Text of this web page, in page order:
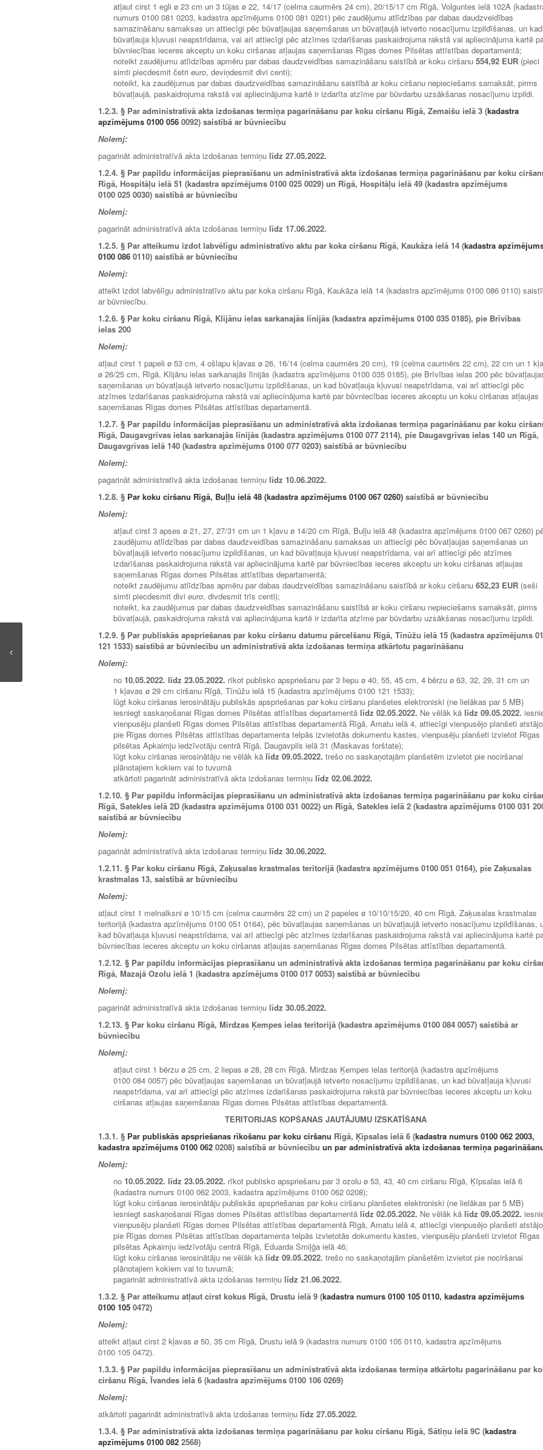
atļaut cirst 1 egli ø 23 cm un 3 tūjas ø 22, 14/17 (celma caurmērs 24 cm), 20/15/17 cm Rīgā, Volguntes ielā 102A
numurs 0100 081 0203, kadastra apzīmējums 0100 081 0201) pēc zaudējumu atlīdzības par dabas daudzveidības
samazināšanu samaksas un attiecīgi pēc būvatļaujas saņemšanas un būvatļaujā ietverto nosacījumu izpildīšanas, un kad
būvatļauja kļuvusi neapstrīdama, vai arī attiecīgi pēc atzīmes izdarīšanas paskaidrojuma rakstā vai apliecinājuma kartē
būvniecības ieceres akceptu un koku ciršanas atļaujas saņemšanas Rīgas domes Pilsētas attīstības departamentā;
noteikt zaudējumu atlīdzības apmēru par dabas daudzveidības samazināšanu saistībā ar koku ciršanu 554,92 EUR (pieci
simti piecdesmit četri euro, deviņdesmit divi centi);
noteikt, ka zaudējumus par dabas daudzveidības samazināšanu saistībā ar koku ciršanu nepieciešams samaksāt, pirms
būvatļaujā, paskaidrojuma rakstā vai apliecinājuma kartē ir izdarīta atzīme par būvdarbu uzsākšanas nosacījumu izpildi.
1.2.3. § Par administratīvā akta izdošanas termiņa pagarināšanu par koku ciršanu Rīgā, Zemaišu ielā 3 (kadastra
apzīmējums 0100 056 0092) saistībā ar būvniecību
Nolemj:
pagarināt administratīvā akta izdošanas termiņu līdz 27.05.2022.
1.2.4. § Par papildu informācijas pieprasīšanu un administratīvā akta izdošanas termiņa pagarināšanu par koku
Rīgā, Hospitāļu ielā 51 (kadastra apzīmējums 0100 025 0029) un Rīgā, Hospitāļu ielā 49 (kadastra apzīmējums
0100 025 0030) saistībā ar būvniecību
Nolemj:
pagarināt administratīvā akta izdošanas termiņu līdz 17.06.2022.
1.2.5. § Par atteikumu izdot labvēlīgu administratīvo aktu par koka ciršanu Rīgā, Kaukāza ielā 14 (kadastra
0100 086 0110) saistībā ar būvniecību
Nolemj:
atteikt izdot labvēlīgu administratīvo aktu par koka ciršanu Rīgā, Kaukāza ielā 14 (kadastra apzīmējums 0100 086 0110)
ar būvniecību.
1.2.6. § Par koku ciršanu Rīgā, Klijānu ielas sarkanajās līnijās (kadastra apzīmējums 0100 035 0185), pie Brīvības
ielas 200
Nolemj:
atļaut cirst 1 papeli ø 53 cm, 4 ošlapu kļavas ø 26, 16/14 (celma caurmērs 20 cm), 19 (celma caurmērs 22 cm), 22 cm un 1
ø 26/25 cm, Rīgā, Klijānu ielas sarkanajās līnijās (kadastra apzīmējums 0100 035 0185), pie Brīvības ielas 200 pēc
saņemšanas un būvatļaujā ietverto nosacījumu izpildīšanas, un kad būvatļauja kļuvusi neapstrīdama, vai arī attiecīgi pēc
atzīmes izdarīšanas paskaidrojuma rakstā vai apliecinājuma kartē par būvniecības ieceres akceptu un koku ciršanas atļaujas
saņemšanas Rīgas domes Pilsētas attīstības departamentā.
1.2.7. § Par papildu informācijas pieprasīšanu un administratīvā akta izdošanas termiņa pagarināšanu par koku
Rīgā, Daugavgrīvas ielas sarkanajās līnijās (kadastra apzīmējums 0100 077 2114), pie Daugavgrīvas ielas 140 un Rīgā,
Daugavgrīvas ielā 140 (kadastra apzīmējums 0100 077 0203) saistībā ar būvniecību
Nolemj:
pagarināt administratīvā akta izdošanas termiņu līdz 10.06.2022.
1.2.8. § Par koku ciršanu Rīgā, Buļļu ielā 48 (kadastra apzīmējums 0100 067 0260) saistībā ar būvniecību
Nolemj:
atļaut cirst 3 apses ø 21, 27, 27/31 cm un 1 kļavu ø 14/20 cm Rīgā, Buļļu ielā 48 (kadastra apzīmējums 0100 067 0260)
zaudējumu atlīdzības par dabas daudzveidības samazināšanu samaksas un attiecīgi pēc būvatļaujas saņemšanas un
būvatļaujā ietverto nosacījumu izpildīšanas, un kad būvatļauja kļuvusi neapstrīdama, vai arī attiecīgi pēc atzīmes
izdarīšanas paskaidrojuma rakstā vai apliecinājuma kartē par būvniecības ieceres akceptu un koku ciršanas atļaujas
saņemšanas Rīgas domes Pilsētas attīstības departamentā;
noteikt zaudējumu atlīdzības apmēru par dabas daudzveidības samazināšanu saistībā ar koku ciršanu 652,23 EUR (seši
simti piecdesmit divi euro, divdesmit trīs centi);
noteikt, ka zaudējumus par dabas daudzveidības samazināšanu saistībā ar koku ciršanu nepieciešams samaksāt, pirms
būvatļaujā, paskaidrojuma rakstā vai apliecinājuma kartē ir izdarīta atzīme par būvdarbu uzsākšanas nosacījumu izpildi.
1.2.9. § Par publiskās apspriešanas par koku ciršanu datumu pārcelšanu Rīgā, Tīnūžu ielā 15 (kadastra apzīmējums
121 1533) saistībā ar būvniecību un administratīvā akta izdošanas termiņa atkārtotu pagarināšanu
Nolemj:
no 10.05.2022. līdz 23.05.2022. rīkot publisko apspriešanu par 3 liepu ø 40, 55, 45 cm, 4 bērzu ø 63, 32, 29, 31 cm un
1 kļavas ø 29 cm ciršanu Rīgā, Tīnūžu ielā 15 (kadastra apzīmējums 0100 121 1533);
lūgt koku ciršanas ierosinātāju publiskās apspriešanas par koku ciršanu planšetes elektroniski (ne lielākas par 5 MB)
iesniegt saskaņošanai Rīgas domes Pilsētas attīstības departamentā līdz 02.05.2022. Ne vēlāk kā līdz 09.05.2022.
vienpusēju planšeti Rīgas domes Pilsētas attīstības departamentā Rīgā, Amatu ielā 4, attiecīgi vienpusējo planšeti
pie Rīgas domes Pilsētas attīstības departamenta telpās izvietotās dokumentu kastes, vienpusēju planšeti izvietot Rīgas
pilsētas Apkaimju iedzīvotāju centrā Rīgā, Daugavpils ielā 31 (Maskavas forštate);
lūgt koku ciršanas ierosinātāju ne vēlāk kā līdz 09.05.2022. trešo no saskaņotajām planšetēm izvietot pie nociršanai
plānotajiem kokiem vai to tuvumā
atkārtoti pagarināt administratīvā akta izdošanas termiņu līdz 02.06.2022.
1.2.10. § Par papildu informācijas pieprasīšanu un administratīvā akta izdošanas termiņa pagarināšanu par koku
Rīgā, Satekles ielā 2D (kadastra apzīmējums 0100 031 0022) un Rīgā, Satekles ielā 2 (kadastra apzīmējums 0100 031
saistībā ar būvniecību
Nolemj:
pagarināt administratīvā akta izdošanas termiņu līdz 30.06.2022.
1.2.11. § Par koku ciršanu Rīgā, Zaķusalas krastmalas teritorijā (kadastra apzīmējums 0100 051 0164), pie Zaķusalas
krastmalas 13, saistībā ar būvniecību
Nolemj:
atļaut cirst 1 melnalksni ø 10/15 cm (celma caurmērs 22 cm) un 2 papeles ø 10/10/15/20, 40 cm Rīgā, Zaķusalas krastmalas
teritorijā (kadastra apzīmējums 0100 051 0164), pēc būvatļaujas saņemšanas un būvatļaujā ietverto nosacījumu izpildīšanas,
kad būvatļauja kļuvusi neapstrīdama, vai arī attiecīgi pēc atzīmes izdarīšanas paskaidrojuma rakstā vai apliecinājuma kartē
būvniecības ieceres akceptu un koku ciršanas atļaujas saņemšanas Rīgas domes Pilsētas attīstības departamentā.
1.2.12. § Par papildu informācijas pieprasīšanu un administratīvā akta izdošanas termiņa pagarināšanu par koku
Rīgā, Mazajā Ozolu ielā 1 (kadastra apzīmējums 0100 017 0053) saistībā ar būvniecību
Nolemj:
pagarināt administratīvā akta izdošanas termiņu līdz 30.05.2022.
1.2.13. § Par koku ciršanu Rīgā, Mirdzas Ķempes ielas teritorijā (kadastra apzīmējums 0100 084 0057) saistībā ar
būvniecību
Nolemj:
atļaut cirst 1 bērzu ø 25 cm, 2 liepas ø 28, 28 cm Rīgā, Mirdzas Ķempes ielas teritorijā (kadastra apzīmējums
0100 084 0057) pēc būvatļaujas saņemšanas un būvatļaujā ietverto nosacījumu izpildīšanas, un kad būvatļauja kļuvusi
neapstrīdama, vai arī attiecīgi pēc atzīmes izdarīšanas paskaidrojuma rakstā par būvniecības ieceres akceptu un koku
ciršanas atļaujas saņemšanas Rīgas domes Pilsētas attīstības departamentā.
TERITORIJAS KOPŠANAS JAUTĀJUMU IZSKATĪŠANA
1.3.1. § Par publiskās apspriešanas rīkošanu par koku ciršanu Rīgā, Ķīpsalas ielā 6 (kadastra numurs 0100 062 2003,
kadastra apzīmējums 0100 062 0208) saistībā ar būvniecību un par administratīvā akta izdošanas termiņa
Nolemj:
no 10.05.2022. līdz 23.05.2022. rīkot publisko apspriešanu par 3 ozolu ø 53, 43, 40 cm ciršanu Rīgā, Ķīpsalas ielā 6
(kadastra numurs 0100 062 2003, kadastra apzīmējums 0100 062 0208);
lūgt koku ciršanas ierosinātāju publiskās apspriešanas par koku ciršanu planšetes elektroniski (ne lielākas par 5 MB)
iesniegt saskaņošanai Rīgas domes Pilsētas attīstības departamentā līdz 02.05.2022. Ne vēlāk kā līdz 09.05.2022.
vienpusēju planšeti Rīgas domes Pilsētas attīstības departamentā Rīgā, Amatu ielā 4, attiecīgi vienpusējo planšeti
pie Rīgas domes Pilsētas attīstības departamenta telpās izvietotās dokumentu kastes, vienpusēju planšeti izvietot Rīgas
pilsētas Apkaimju iedzīvotāju centrā Rīgā, Eduarda Smiļģa ielā 46;
lūgt koku ciršanas ierosinātāju ne vēlāk kā līdz 09.05.2022. trešo no saskaņotajām planšetēm izvietot pie nociršanai
plānotajiem kokiem vai to tuvumā;
pagarināt administratīvā akta izdošanas termiņu līdz 21.06.2022.
1.3.2. § Par atteikumu atļaut cirst kokus Rīgā, Drustu ielā 9 (kadastra numurs 0100 105 0110, kadastra apzīmējums
0100 105 0472)
Nolemj:
atteikt atļaut cirst 2 kļavas ø 50, 35 cm Rīgā, Drustu ielā 9 (kadastra numurs 0100 105 0110, kadastra apzīmējums
0100 105 0472).
1.3.3. § Par papildu informācijas pieprasīšanu un administratīvā akta izdošanas termiņa atkārtotu pagarināšanu par
ciršanu Rīgā, Īvandes ielā 6 (kadastra apzīmējums 0100 106 0269)
Nolemj:
atkārtoti pagarināt administratīvā akta izdošanas termiņu līdz 27.05.2022.
1.3.4. § Par administratīvā akta izdošanas termiņa pagarināšanu par koku ciršanu Rīgā, Sātiņu ielā 9C (kadastra
apzīmējums 0100 082 2568)